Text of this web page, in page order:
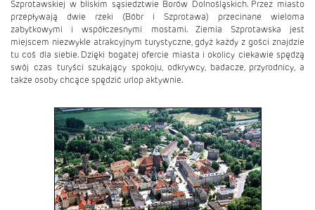
Szprotawskiej w bliskim sąsiedztwie Borów Dolnośląskich. Przez miasto
przepływają dwie rzeki (Bóbr i Szprotawa) przecinane wieloma
zabytkowymi i współczesnymi mostami. Ziemia Szprotawska jest
miejscem niezwykle atrakcyjnym turystyczne, gdyż każdy z gości znajdzie
tu coś dla siebie. Dzięki bogatej ofercie miasta i okolicy ciekawie spędzą
swój czas turyści szukający spokoju, odkrywcy, badacze, przyrodnicy, a
także osoby chcące spędzić urlop aktywnie.